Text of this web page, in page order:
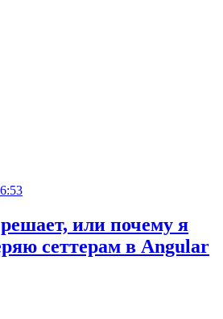
или почему я
сеттерам в Angular